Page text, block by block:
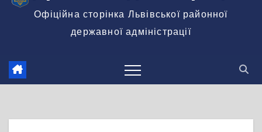
Офіційна сторінка Львівської районної
державної адміністрації